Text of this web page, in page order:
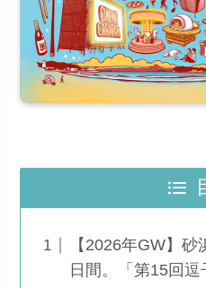
【2026年GW】
日間。「第15回逗